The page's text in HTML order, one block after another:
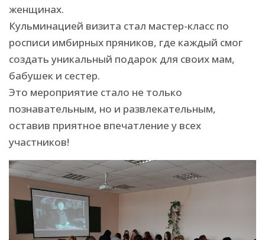
женщинах.
Кульминацией визита стал мастер-класс по
росписи имбирных пряников, где каждый смог
создать уникальный подарок для своих мам,
бабушек и сестер.
Это мероприятие стало не только
познавательным, но и развлекательным,
оставив приятное впечатление у всех
участников!